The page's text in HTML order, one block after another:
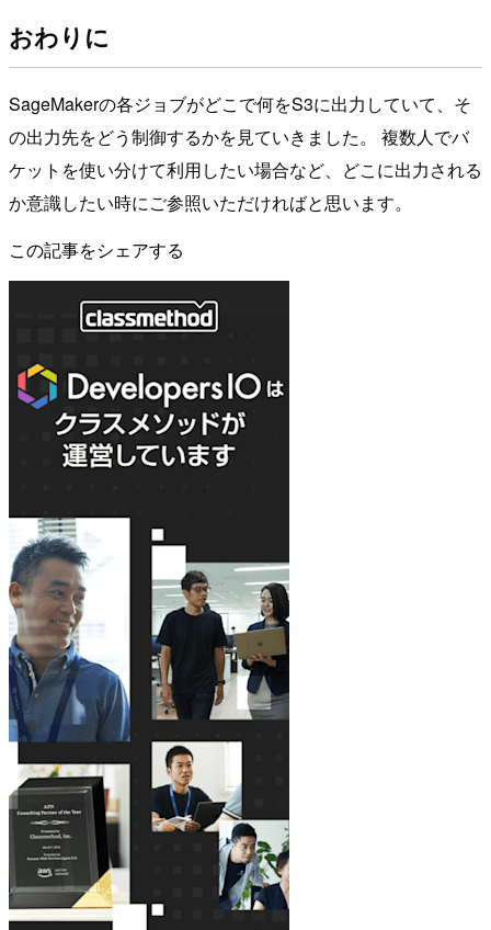
おわりに
SageMakerの各ジョブがどこで何をS3に出力していて、そ
の出力先をどう制御するかを見ていきました。 複数人でバ
ケットを使い分けて利用したい場合など、どこに出力される
か意識したい時にご参照いただければと思います。
この記事をシェアする